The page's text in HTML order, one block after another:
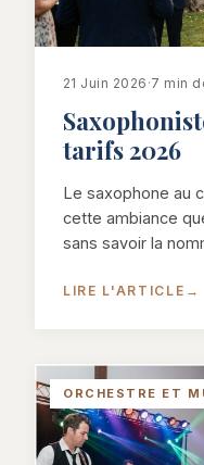
21 Juin 2026 ·7 min
tarifs 2026
Le saxophone au
cette ambiance
sans savoir la
LIRE L'ARTICLE →
ORCHESTRE ET